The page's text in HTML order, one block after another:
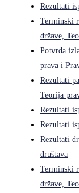
Rezultati
Terminski
države,
Potvrda
prava i
Rezultati
Teorija
Rezultati
Rezultati
Rezultati
društava
Terminski
države,